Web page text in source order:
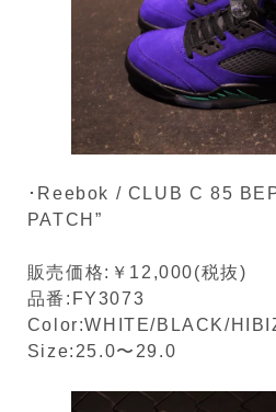
･Reebok / CLUB C 85
PATCH”
販売価格:￥12,000(税抜)
品番:FY3073
Color:WHITE/BLACK/
Size:25.0〜29.0